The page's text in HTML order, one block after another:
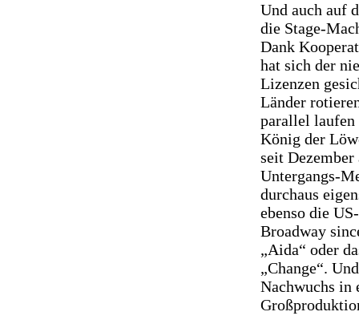
Und auch auf
die Stage-
Dank
hat sich der
Lizenzen
Länder
parallel laufen
König der
seit Dezember
Untergangs-
durchaus
ebenso die
Broadway
„Aida“ oder
„Change“.
Nachwuchs in